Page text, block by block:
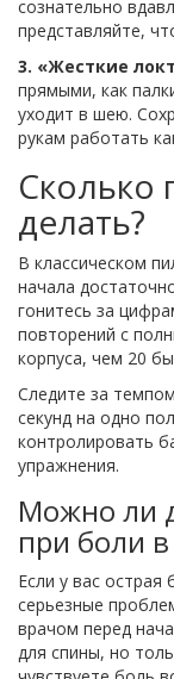
сознательно
представляйте,
3. «Жесткие
прямыми, как
уходит в шею.
рукам работать
Сколько
делать?
В классическом
начала
гонитесь за
повторений с
корпуса, чем 20
Следите за
секунд на одно
контролировать
упражнения.
Можно ли
при боли
Если у вас острая
серьезные
врачом перед
для спины, но